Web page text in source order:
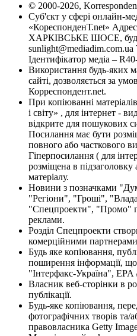
© 2000-2026,
Суб'єкт у сфері онлайн-
«КореспонденТ.net»
ХАРКІВСЬКЕ ШОСЕ,
sunlight@mediadim.com.ua
Ідентифікатор медіа –
Використання будь-яких
сайті, дозволяється за
Корреспондент.net.
При копіюванні
і світу» , для інтернет -
відкрите для пошукових
Посилання має бути
повного або часткового
Гіперпосилання ( для
розміщена в
матеріалу.
Новини з позначками
"Регіони", "Гроші",
"Спецпроекти", "Промо"
реклами.
Розділ Спецпроекти
комерційними
Будь яке копіювання,
поширення інформації,
"Інтерфакс-Україна", EPA
Власник веб-сторінки в
публікації.
Будь-яке копіювання,
фотографічних творів та/
правовласника Getty